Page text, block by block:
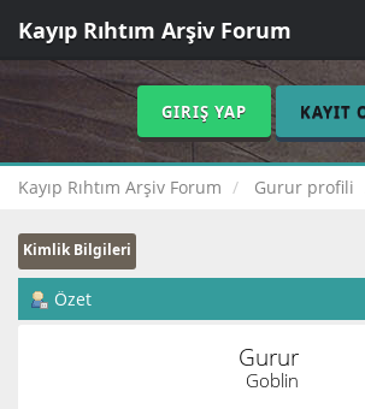
Kayıp Rıhtım Arşiv Forum
GIRIŞ YAP KAYIT
Kayıp Rıhtım Arşiv Forum Gurur profili
Kimlik Bilgileri
Özet
Gurur
Goblin